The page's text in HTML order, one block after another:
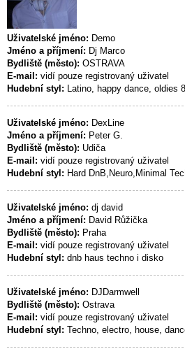
Uživatelské jméno: Demo
Jméno a příjmení: Dj Marco
Bydliště (město): OSTRAVA
E-mail: vidí pouze registrovaný uživatel
Hudební styl: Latino, happy dance, oldies
Uživatelské jméno: DexLine
Jméno a příjmení: Peter G.
Bydliště (město): Udiča
E-mail: vidí pouze registrovaný uživatel
Hudební styl: Hard DnB,Neuro,Minimal
Uživatelské jméno: dj david
Jméno a příjmení: David Růžička
Bydliště (město): Praha
E-mail: vidí pouze registrovaný uživatel
Hudební styl: dnb haus techno i disko
Uživatelské jméno: DJDarmwell
Bydliště (město): Ostrava
E-mail: vidí pouze registrovaný uživatel
Hudební styl: Techno, electro, house,